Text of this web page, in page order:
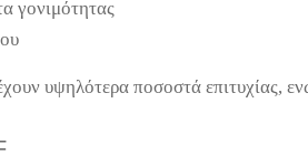
γονιμότητας
υψηλότερα ποσοστά επιτυχίας,